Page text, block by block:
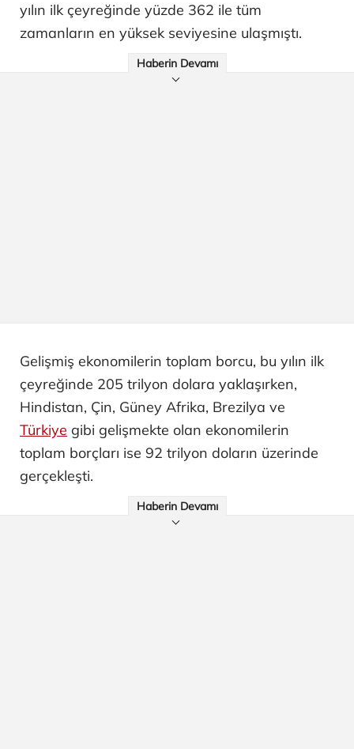
yılın ilk çeyreğinde yüzde 362 ile tüm
zamanların en yüksek seviyesine ulaşmıştı.
Haberin Devamı
Gelişmiş ekonomilerin toplam borcu, bu yılın ilk
çeyreğinde 205 trilyon dolara yaklaşırken,
Hindistan, Çin, Güney Afrika, Brezilya ve
Türkiye gibi gelişmekte olan ekonomilerin
toplam borçları ise 92 trilyon doların üzerinde
gerçekleşti.
Haberin Devamı